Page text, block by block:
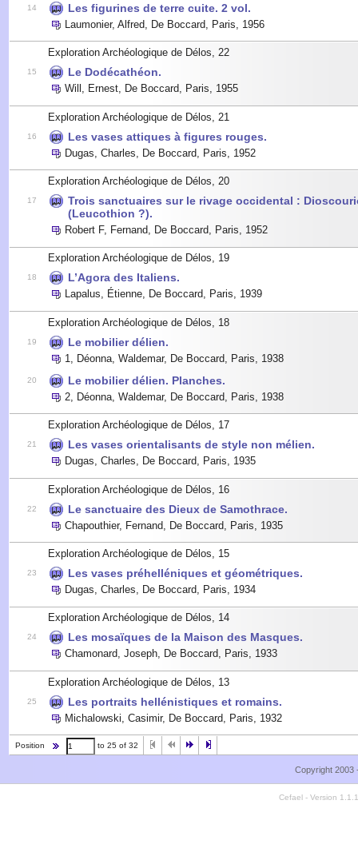
14 Les figurines de terre cuite. 2 vol.
Laumonier, Alfred De Boccard, Paris 1956
Exploration Archéologique de Délos, 22
15 Le Dodécathéon.
Will, Ernest, De Boccard, Paris, 1955
Exploration Archéologique de Délos, 21
16 Les vases attiques à figures rouges.
Dugas, Charles De Boccard, Paris 1952
Exploration Archéologique de Délos, 20
17
Trois sanctuaires sur le rivage occidental :
(Leucothion ?).
Robert F, Fernand De Boccard, Paris 1952
Exploration Archéologique de Délos, 19
18 L’Agora des Italiens.
Lapalus, Étienne, De Boccard, Paris, 1939
Exploration Archéologique de Délos, 18
19 Le mobilier délien.
1 Déonna, Waldemar, De Boccard, Paris 1938
20 Le mobilier délien. Planches.
2 Déonna, Waldemar, De Boccard, Paris 1938
Exploration Archéologique de Délos, 17
21 Les vases orientalisants de style non mélien.
Dugas, Charles, De Boccard, Paris, 1935
Exploration Archéologique de Délos, 16
22 Le sanctuaire des Dieux de Samothrace.
Chapouthier, Fernand De Boccard, Paris 1935
Exploration Archéologique de Délos, 15
23 Les vases préhelléniques et géométriques.
Dugas, Charles De Boccard, Paris 1934
Exploration Archéologique de Délos, 14
24 Les mosaïques de la Maison des Masques.
Chamonard, Joseph, De Boccard, Paris, 1933
Exploration Archéologique de Délos, 13
25 Les portraits hellénistiques et romains.
Michalowski, Casimir, De Boccard, Paris 1932
Position to 25 of 32
Copyright 2003
Cefael - Version